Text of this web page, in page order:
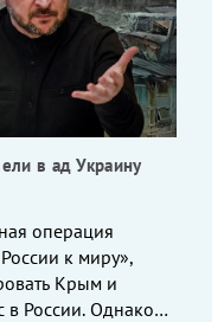
в ад Украину
операция
к миру»,
Крым и
в России. Однако